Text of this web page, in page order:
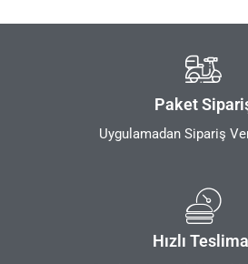
Paket
Uygulamadan Sipariş
Hızlı